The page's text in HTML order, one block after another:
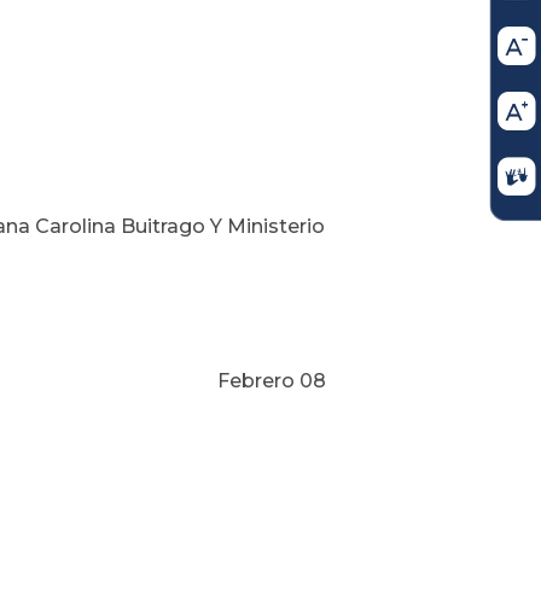
Carolina Buitrago Y Ministerio
08